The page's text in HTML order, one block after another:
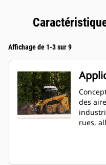
Affichage de 1-3 sur 9
des
rues,